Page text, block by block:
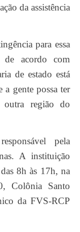
da assistência
de acordo com
de estado está
a gente possa ter
outra região do
A instituição
8h às 17h, na
Colônia Santo
da FVS-RCP